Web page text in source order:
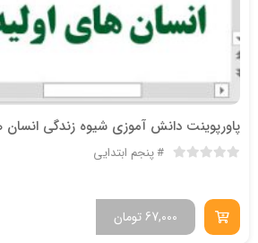
پاورپوینت دانش آموزی شیوه زندگی انسان
پنجم ابتدایی
تومان 67,000